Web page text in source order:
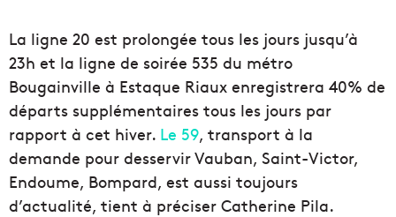
La ligne 20 est prolongée tous les jours jusqu’à
23h et la ligne de soirée 535 du métro
Bougainville à Estaque Riaux enregistrera 40% de
départs supplémentaires tous les jours par
rapport à cet hiver. Le 59, transport à la
demande pour desservir Vauban, Saint-Victor,
Endoume, Bompard, est aussi toujours
d’actualité, tient à préciser Catherine Pila.